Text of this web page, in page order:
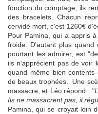
fonction du comptage, ils
des bracelets. Chacun
cervidé mort, c'est 1260€
Pour Pamina, qui a appris
froide. D'autant plus
pourtant les admirer, est
ils n'apprécient pas de voir
quand même bien
de beaux trophées. Une
massacre, et Léo répond : "
Ils ne massacrent pas, il
Pamina, qui se croyait loin